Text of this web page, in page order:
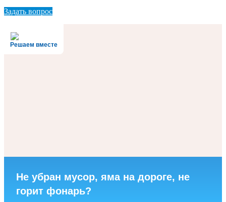
Задать вопрос
Решаем вместе
Не убран мусор, яма на дороге, не
горит фонарь?